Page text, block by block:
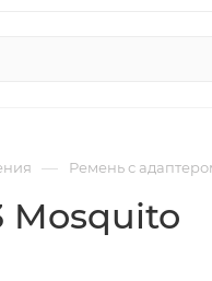
— Ремень с
Mosquito